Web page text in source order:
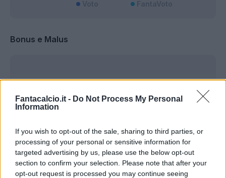
Fantacalcio.it - Do Not Process My Personal
Information
If you wish to opt-out of the sale, sharing to third parties, or
processing of your personal or sensitive information for
targeted advertising by us, please use the below opt-out
section to confirm your selection. Please note that after your
opt-out request is processed you may continue seeing
Bonus e Malus